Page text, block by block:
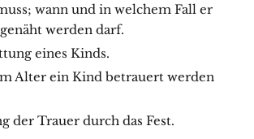
wann und in welchem Fall er
werden darf.
eines Kinds.
Alter ein Kind betrauert werden
der Trauer durch das Fest.